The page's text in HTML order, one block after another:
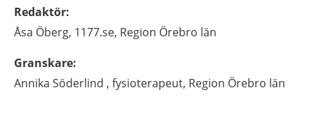
Redaktör:
Åsa Öberg, 1177.se, Region Örebro län
Granskare:
Annika Söderlind , fysioterapeut, Region Örebro län